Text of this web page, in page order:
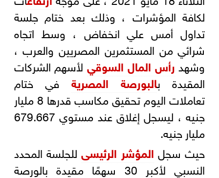
لكافة المؤشرات ، وذلك بعد ختام جلسة
تداول أمس علي انخفاض ، وسط اتجاه
شرائي من المستثمرين المصريين والعرب ،
وشهدرأس المال السوقيلأسهم الشركات
المقيدة بالبورصة المصرية في ختام
تعاملات اليوم تحقيق مكاسب قدرها 8 مليار
جنيه ، ليسجل إغلاق عند مستوي 679.667
مليار جنيه.
حيث سجل المؤشر الرئيسىللجلسة المحدد
النسبي لأكبر 30 سهمًا مقيدة بالورصة